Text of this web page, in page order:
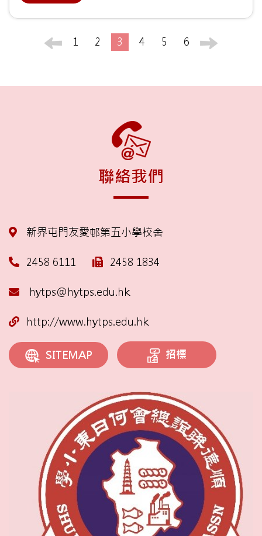
1 2 3 4 5 6
聯絡我們
新界屯門友愛邨第五小學校舍
2458 6111 2458 1834
hytps@hytps.edu.hk
http://www.hytps.edu.hk
SITEMAP 招標